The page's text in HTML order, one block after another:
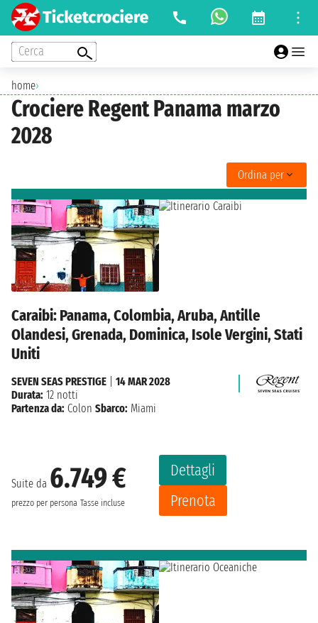
Cerca
home›
Crociere Regent Panama marzo
2028
Ordina per
Caraibi: Panama, Colombia, Aruba, Antille
Olandesi, Grenada, Dominica, Isole Vergini, Stati
Uniti
Suite da 6.749 €
prezzo per persona Tasse incluse
Dettagli
Prenota
SEVEN SEAS PRESTIGE
14 MAR 2028
Durata: 12 notti
Partenza da: Colon Sbarco: Miami